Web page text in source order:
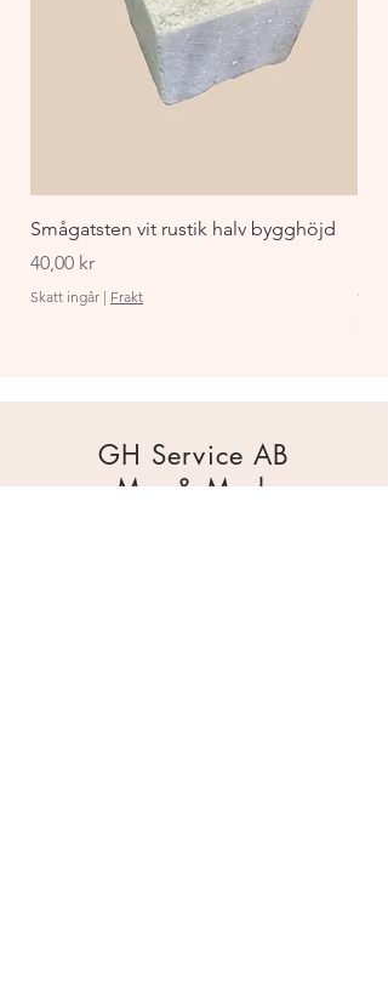
Smågatsten vit rustik halv bygghöjd
Pris
40,00 kr
Skatt ingår | Frakt
Pris
GH Service AB
Mur & Mark